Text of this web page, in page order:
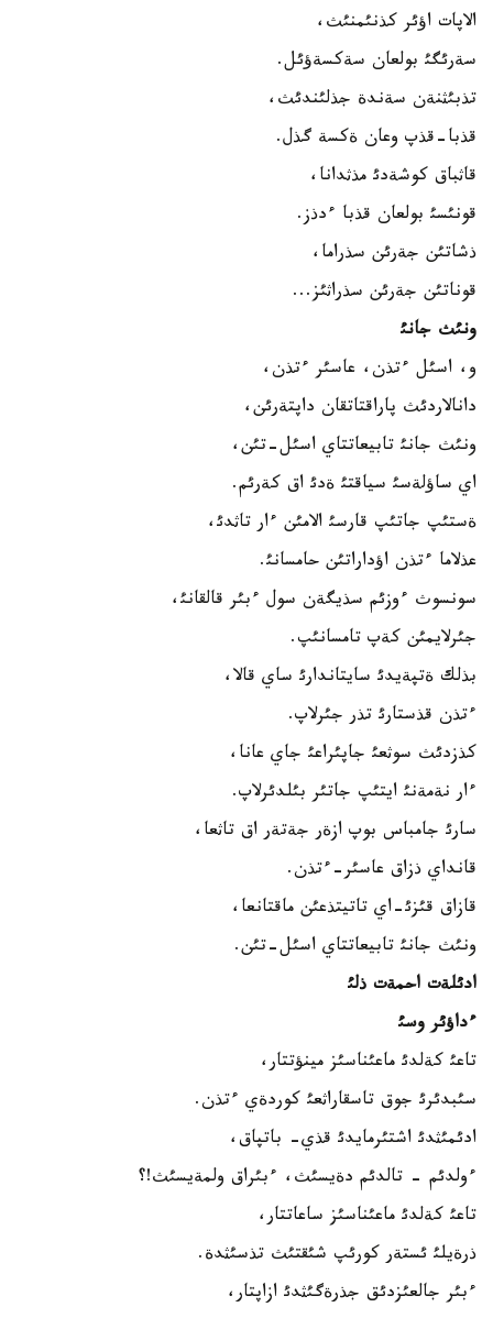
الاپات اؤئر كذنئمنئث،
سةرئگئ بولعان سةكسةؤئل.
تذبئثنةن سةندة جذلئندئث،
قذبا-قذپ وعان ةكسة گذل.
قاثباق كوشةدئ مذثدانا،
قونئسئ بولعان قذبا ءدذز.
ذشاتئن جةرئن سذراما،
قوناتئن جةرئن سذراثئز...
ونئث جانئ
و، اسئل ءتذن، عاسئر ءتذن،
دانالاردئث پاراقتاتقان داپتةرئن،
ونئث جانئ تابيعاتتاي اسئل-تئن،
اي ساؤلةسئ سياقتئ ةدئ اق كةرئم.
ةستئپ جاتئپ قارسئ الامئن ءار تاثدئ،
عذلاما ءتذن اؤداراتئن حامسانئ.
سونسوث ءوزئم سذيگةن سول ءبئر قالقانئ،
جئرلايمئن كةپ تامسانئپ.
بذلك ةتپةيدئ سايتاندارئ ساي قالا،
ءتذن قذستارئ تذر جئرلاپ.
كذزدئث سوثعئ جاپئراعئ جاي عانا،
ءار نةمةنئ ايتئپ جاتئر بئلدئرلاپ.
سارئ جامباس بوپ ازةر جةتةر اق تاثعا،
قانداي ذزاق عاسئر-ءتذن.
قازاق قئزئ-اي تاتيتذعئن ماقتانعا،
ونئث جانئ تابيعاتتاي اسئل-تئن.
ادئلةت احمةت ذلئ
ءداؤئر وسئ
تاعئ كةلدئ ماعئناسئز مينؤتتار،
سئبدئرئ جوق تاسقاراثعئ كوردةي ءتذن.
ادئمئثدئ اشتئرمايدئ قذي- باتپاق،
ءولدئم - تالدئم دةيسئث، ءبئراق ولمةيسئث!؟
تاعئ كةلدئ ماعئناسئز ساعاتتار،
ذرةيلئ ئستةر كورئپ شئقتئث تذسئثدة.
ءبئر جالعئزدئق جذرةگئثدئ ازاپتار،